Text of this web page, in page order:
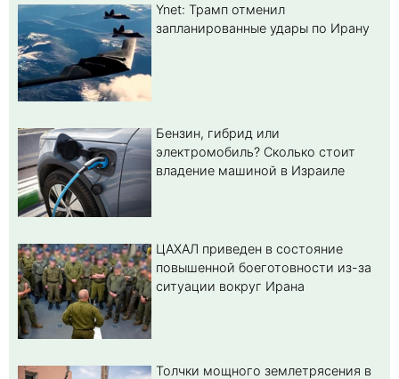
Ynet: Трамп отменил
запланированные удары по Ирану
Бензин, гибрид или
электромобиль? Cколько стоит
владение машиной в Израиле
ЦАХАЛ приведен в состояние
повышенной боеготовности из-за
ситуации вокруг Ирана
Толчки мощного землетрясения в